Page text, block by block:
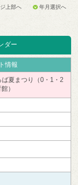
上部へ 年月選択へ
ダー
情報
夏まつり（0・1・2
）